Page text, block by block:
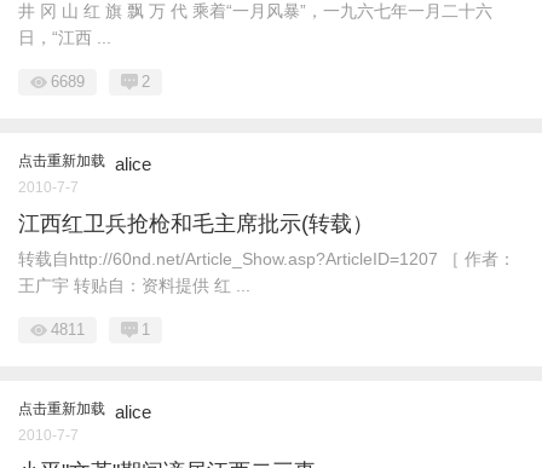
井 冈 山 红 旗 飘 万 代 乘着“一月风暴”，一九六七年一月二十六
日，“江西 ...
6689 2
点击重新加载 alice
2010-7-7
江西红卫兵抢枪和毛主席批示(转载）
转载自http://60nd.net/Article_Show.asp?ArticleID=1207 ［ 作者：
王广宇 转贴自：资料提供 红 ...
4811 1
点击重新加载 alice
2010-7-7